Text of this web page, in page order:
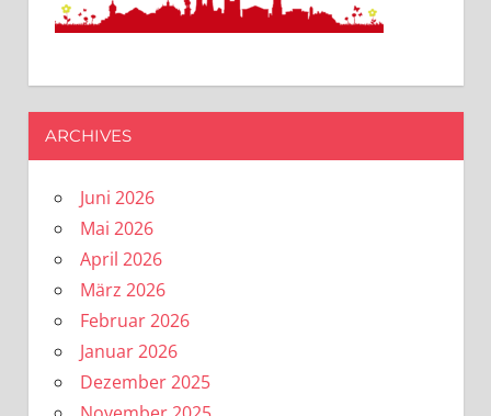
ARCHIVES
Juni 2026
Mai 2026
April 2026
März 2026
Februar 2026
Januar 2026
Dezember 2025